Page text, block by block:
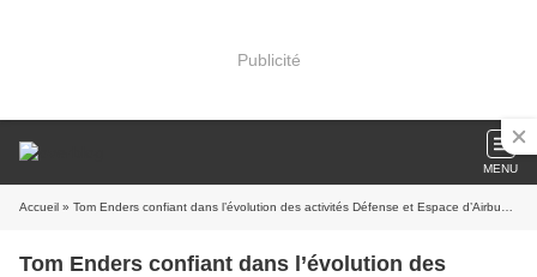
Publicité
MENU
Accueil » Tom Enders confiant dans l’évolution des activités Défense et Espace d’Airbus Group
Tom Enders confiant dans l’évolution des